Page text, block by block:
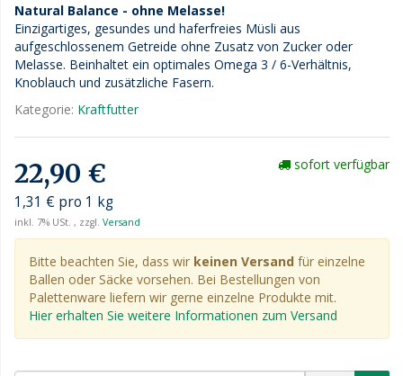
Natural Balance - ohne Melasse!
Einzigartiges, gesundes und haferfreies Müsli aus
aufgeschlossenem Getreide ohne Zusatz von Zucker oder
Melasse. Beinhaltet ein optimales Omega 3 / 6-Verhältnis,
Knoblauch und zusätzliche Fasern.
Kategorie: Kraftfutter
22,90 €
1,31 € pro 1 kg
inkl. 7% USt. , zzgl. Versand
sofort verfügbar
Bitte beachten Sie, dass wir keinen Versand für einzelne
Ballen oder Säcke vorsehen. Bei Bestellungen von
Palettenware liefern wir gerne einzelne Produkte mit.
Hier erhalten Sie weitere Informationen zum Versand